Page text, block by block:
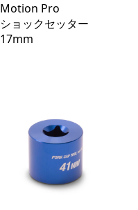
Motion Pro
ショックセッター
17mm